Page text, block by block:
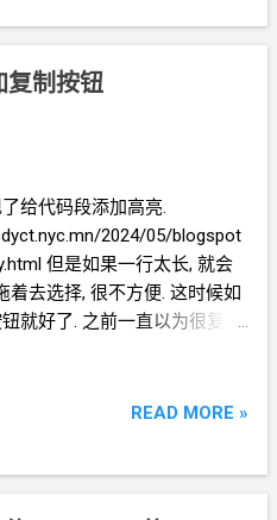
> 效果 Prism 没有自动识
需要写 blog
果. (当然, 配色方案能找到很
styles/default.min.css'
> <script
ajax/libs/hi
highlight.min.js'/>
script>
命令前面要打那个#号. 那这样
代码的判断还正常. 还有一个最
复制按钮
给代码段添加高亮.
2024/05/blogspot
但是如果一行太长, 就会
着去选择, 很不方便. 这时候如
就好了. 之前一直以为很复杂.
READ MORE »